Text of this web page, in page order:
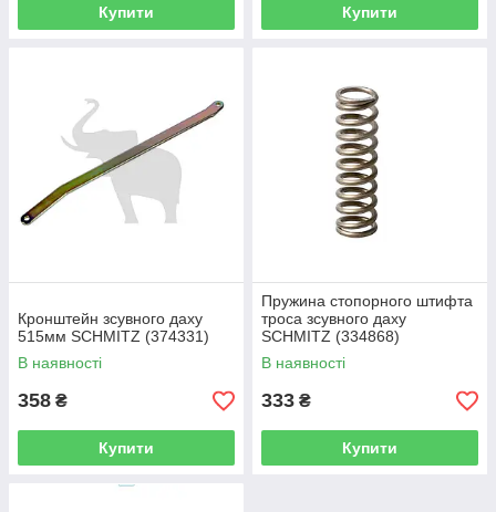
Купити Купити
Кронштейн зсувного даху
515мм SCHMITZ (374331)
В наявності
358 ₴
Купити
Пружина стопорного штифта
троса зсувного даху
SCHMITZ (334868)
В наявності
333 ₴
Купити